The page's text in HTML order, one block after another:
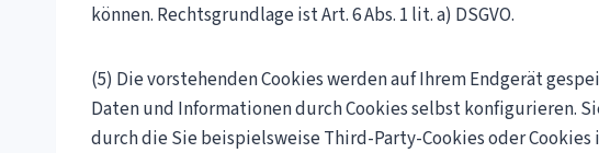
können. Rechtsgrundlage ist Art. 6 Abs. 1 lit. a) DSGVO.
(5) Die vorstehenden Cookies werden auf Ihrem Endgerät
Daten und Informationen durch Cookies selbst konfigurieren.
durch die Sie beispielsweise Third-Party-Cookies oder